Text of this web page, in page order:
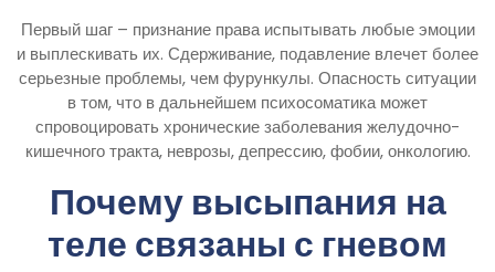
Первый шаг – признание права испытывать любые эмоции
и выплескивать их. Сдерживание, подавление влечет более
серьезные проблемы, чем фурункулы. Опасность ситуации
в том, что в дальнейшем психосоматика может
спровоцировать хронические заболевания желудочно-
кишечного тракта, неврозы, депрессию, фобии, онкологию.
Почему высыпания на
теле связаны с гневом